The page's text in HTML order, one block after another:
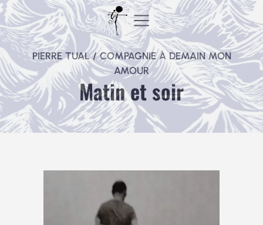
Aller
au
contenu
PIERRE TUAL / COMPAGNIE À DEMAIN MON
AMOUR
Matin et soir